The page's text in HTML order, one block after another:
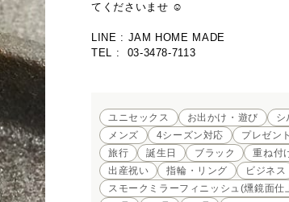
てくださいませ ☺︎
LINE : JAM HOME MADE
TEL :  03-3478-7113
ユニセックス お出かけ・遊び シ
メンズ
4シーズン対応 プレゼント
旅行
誕生日 ブラック 重ね付
出産祝い
指輪・リング
ビジネス
スモークミラーフィニッシュ(燻鏡面仕